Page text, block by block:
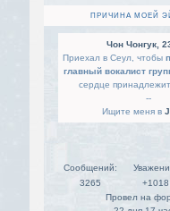
ПРИЧИНА МОЕЙ
Чон Чонгук,
Приехал в Сеул, чтобы
главный вокалист
сердце принадлежит
--
Ищите меня в
Сообщений:
3265
+1018
Провел на